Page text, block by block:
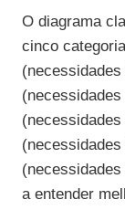
O diagrama
cinco
a entender